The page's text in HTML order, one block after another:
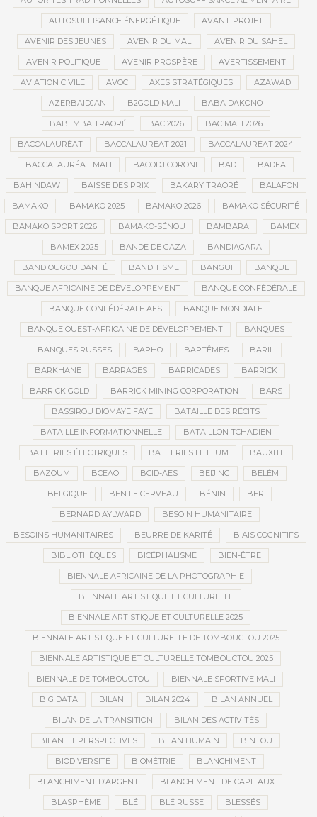
AUTOSUFFISANCE ÉNERGÉTIQUE AVANT-PROJET
AVENIR DES JEUNES AVENIR DU MALI AVENIR DU SAHEL
AVENIR POLITIQUE AVENIR PROSPÈRE AVERTISSEMENT
AVIATION CIVILE AVOC AXES STRATÉGIQUES AZAWAD
AZERBAÏDJAN B2GOLD MALI BABA DAKONO
BABEMBA TRAORÉ BAC 2026 BAC MALI 2026
BACCALAURÉAT BACCALAURÉAT 2021 BACCALAURÉAT 2024
BACCALAURÉAT MALI BACODJICORONI BAD BADEA
BAH NDAW BAISSE DES PRIX BAKARY TRAORÉ BALAFON
BAMAKO BAMAKO 2025 BAMAKO 2026 BAMAKO SÉCURITÉ
BAMAKO SPORT 2026 BAMAKO-SÉNOU BAMBARA BAMEX
BAMEX 2025 BANDE DE GAZA BANDIAGARA
BANDIOUGOU DANTÉ BANDITISME BANGUI BANQUE
BANQUE AFRICAINE DE DÉVELOPPEMENT BANQUE CONFÉDÉRALE
BANQUE CONFÉDÉRALE AES BANQUE MONDIALE
BANQUE OUEST-AFRICAINE DE DÉVELOPPEMENT BANQUES
BANQUES RUSSES BAPHO BAPTÊMES BARIL
BARKHANE BARRAGES BARRICADES BARRICK
BARRICK GOLD BARRICK MINING CORPORATION BARS
BASSIROU DIOMAYE FAYE BATAILLE DES RÉCITS
BATAILLE INFORMATIONNELLE BATAILLON TCHADIEN
BATTERIES ÉLECTRIQUES BATTERIES LITHIUM BAUXITE
BAZOUM BCEAO BCID-AES BEIJING BELÉM
BELGIQUE BEN LE CERVEAU BÉNIN BER
BERNARD AYLWARD BESOIN HUMANITAIRE
BESOINS HUMANITAIRES BEURRE DE KARITÉ BIAIS COGNITIFS
BIBLIOTHÈQUES BICÉPHALISME BIEN-ÊTRE
BIENNALE AFRICAINE DE LA PHOTOGRAPHIE
BIENNALE ARTISTIQUE ET CULTURELLE
BIENNALE ARTISTIQUE ET CULTURELLE 2025
BIENNALE ARTISTIQUE ET CULTURELLE DE TOMBOUCTOU 2025
BIENNALE ARTISTIQUE ET CULTURELLE TOMBOUCTOU 2025
BIENNALE DE TOMBOUCTOU BIENNALE SPORTIVE MALI
BIG DATA BILAN BILAN 2024 BILAN ANNUEL
BILAN DE LA TRANSITION BILAN DES ACTIVITÉS
BILAN ET PERSPECTIVES BILAN HUMAIN BINTOU
BIODIVERSITÉ BIOMÉTRIE BLANCHIMENT
BLANCHIMENT D’ARGENT BLANCHIMENT DE CAPITAUX
BLASPHÈME BLÉ BLÉ RUSSE BLESSÉS